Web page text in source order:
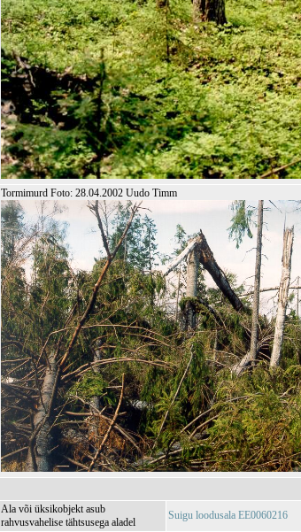
Tormimurd Foto: 28.04.2002 Uudo Timm
Ala või üksikobjekt asub
rahvusvahelise tähtsusega aladel
Suigu loodusala EE0060216